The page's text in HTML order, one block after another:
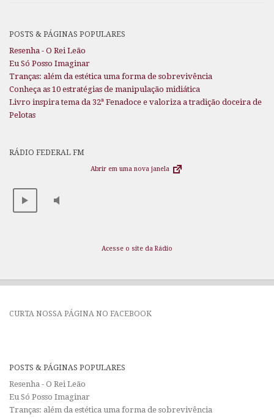
POSTS & PÁGINAS POPULARES
Resenha - O Rei Leão
Eu Só Posso Imaginar
Tranças: além da estética uma forma de sobrevivência
Conheça as 10 estratégias de manipulação midiática
Livro inspira tema da 32ª Fenadoce e valoriza a tradição doceira de
Pelotas
RÁDIO FEDERAL FM
Abrir em uma nova janela
Acesse o site da Rádio
CURTA NOSSA PÁGINA NO FACEBOOK
POSTS & PÁGINAS POPULARES
Resenha - O Rei Leão
Eu Só Posso Imaginar
Tranças: além da estética uma forma de sobrevivência